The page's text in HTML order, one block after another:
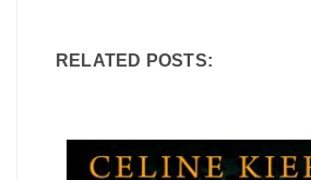
RELATED POSTS: